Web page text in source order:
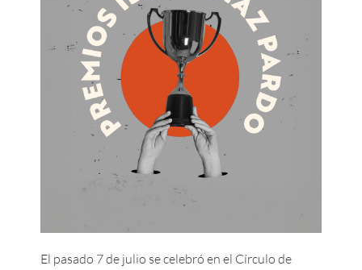
El pasado 7 de julio se celebró en el Círculo de